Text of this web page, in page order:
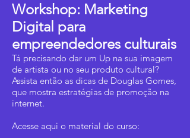
Workshop: Marketing
Digital para
empreendedores culturais
Tá precisando dar um Up na sua imagem
de artista ou no seu produto cultural?
Assista então as dicas de Douglas Gomes,
que mostra estratégias de promoção na
internet.
Acesse aqui o material do curso: